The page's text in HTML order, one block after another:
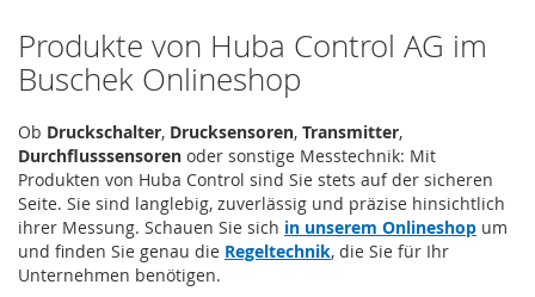
Produkte von Huba Control AG im
Buschek Onlineshop
Ob Druckschalter, Drucksensoren, Transmitter,
Durchflusssensoren oder sonstige Messtechnik: Mit
Produkten von Huba Control sind Sie stets auf der sicheren
Seite. Sie sind langlebig, zuverlässig und präzise hinsichtlich
ihrer Messung. Schauen Sie sich in unserem Onlineshop um
und finden Sie genau die Regeltechnik, die Sie für Ihr
Unternehmen benötigen.